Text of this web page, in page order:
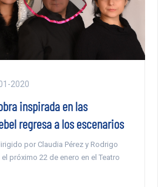
2020
inspirada en las
regresa a los escenarios
por Claudia Pérez y Rodrigo
próximo 22 de enero en el Teatro